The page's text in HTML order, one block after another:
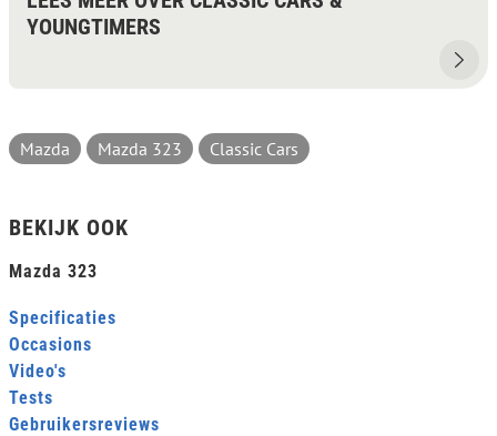
YOUNGTIMERS
Mazda Mazda 323 Classic Cars
BEKIJK OOK
Mazda 323
Specificaties
Occasions
Video's
Tests
Gebruikersreviews